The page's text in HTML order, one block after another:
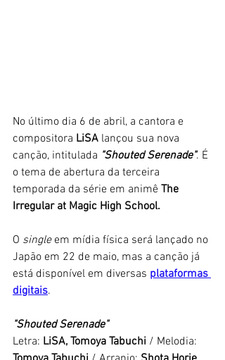
No último dia 6 de abril, a cantora e
compositora LiSA lançou sua nova
canção, intitulada "Shouted Serenade". É
o tema de abertura da terceira
temporada da série em animê The
Irregular at Magic High School.
O single em mídia física será lançado no
Japão em 22 de maio, mas a canção já
está disponível em diversas plataformas
digitais.
"Shouted Serenade"
Letra: LiSA, Tomoya Tabuchi / Melodia: